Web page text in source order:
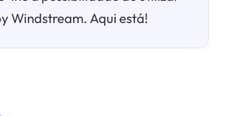
Windstream. Aqui está!